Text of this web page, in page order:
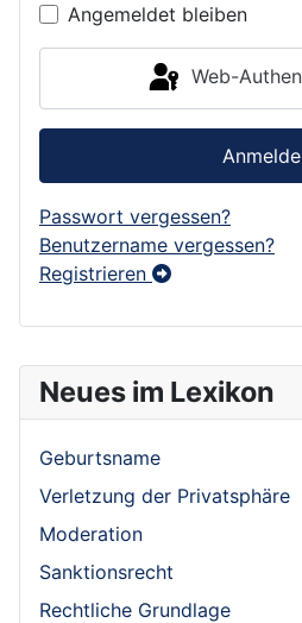
Neues im Lexikon
Geburtsname
Verletzung der Privatsphäre
Moderation
Sanktionsrecht
Rechtliche Grundlage
Angemeldet bleiben
Web-
Passwort vergessen?
Benutzername vergessen?
Registrieren